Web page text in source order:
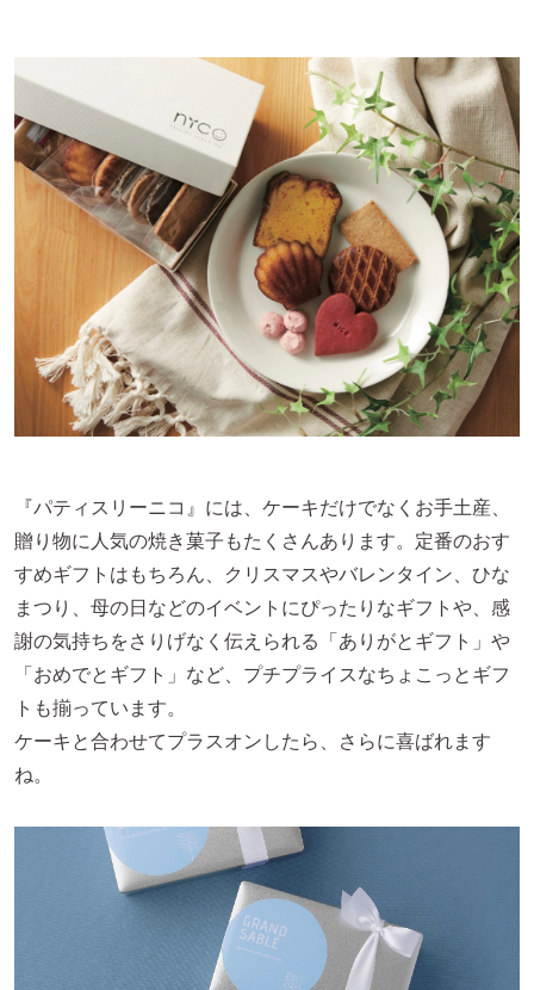
『パティスリーニコ』には、ケーキだけでなくお手土産、
贈り物に人気の焼き菓子もたくさんあります。定番のおす
すめギフトはもちろん、クリスマスやバレンタイン、ひな
まつり、母の日などのイベントにぴったりなギフトや、感
謝の気持ちをさりげなく伝えられる「ありがとギフト」や
「おめでとギフト」など、プチプライスなちょこっとギフ
トも揃っています。
ケーキと合わせてプラスオンしたら、さらに喜ばれます
ね。